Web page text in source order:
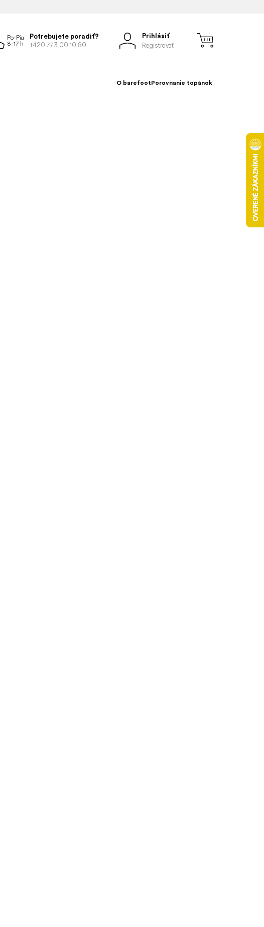
Potrebujete poradiť?
+420 773 00 10 80
Prihlásiť
Registrovať
O barefootPorovnanie topánok